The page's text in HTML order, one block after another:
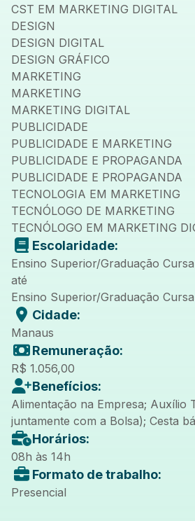
CST EM MARKETING DIGITAL
DESIGN
DESIGN DIGITAL
DESIGN GRÁFICO
MARKETING
MARKETING
MARKETING DIGITAL
PUBLICIDADE
PUBLICIDADE E MARKETING
PUBLICIDADE E PROPAGANDA
PUBLICIDADE E PROPAGANDA
TECNOLOGIA EM MARKETING
TECNÓLOGO DE MARKETING
TECNÓLOGO EM MARKETING
Escolaridade:
Ensino Superior/Graduação
até
Ensino Superior/Graduação
Cidade:
Manaus
Remuneração:
R$ 1.056,00
Benefícios:
Alimentação na Empresa; Auxílio
juntamente com a Bolsa); Cesta
Horários:
08h às 14h
Formato de trabalho:
Presencial